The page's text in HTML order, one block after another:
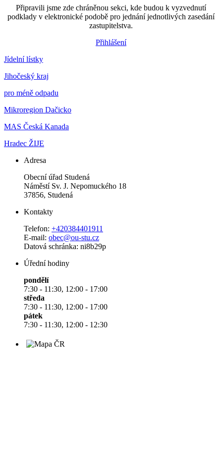
Připravili jsme zde chráněnou sekci, kde budou k vyzvednutí
podklady v elektronické podobě pro jednání jednotlivých zasedání
zastupitelstva.
Přihlášení
Jídelní lístky
Jihočeský kraj
pro méně odpadu
Mikroregion Dačicko
MAS Česká Kanada
Hradec ŽIJE
Adresa
Obecní úřad Studená
Náměstí Sv. J. Nepomuckého 18
37856, Studená
Kontakty
Telefon: +420384401911
E-mail: obec@ou-stu.cz
Datová schránka: ni8b29p
Úřední hodiny
pondělí
7:30 - 11:30, 12:00 - 17:00
středa
7:30 - 11:30, 12:00 - 17:00
pátek
7:30 - 11:30, 12:00 - 12:30